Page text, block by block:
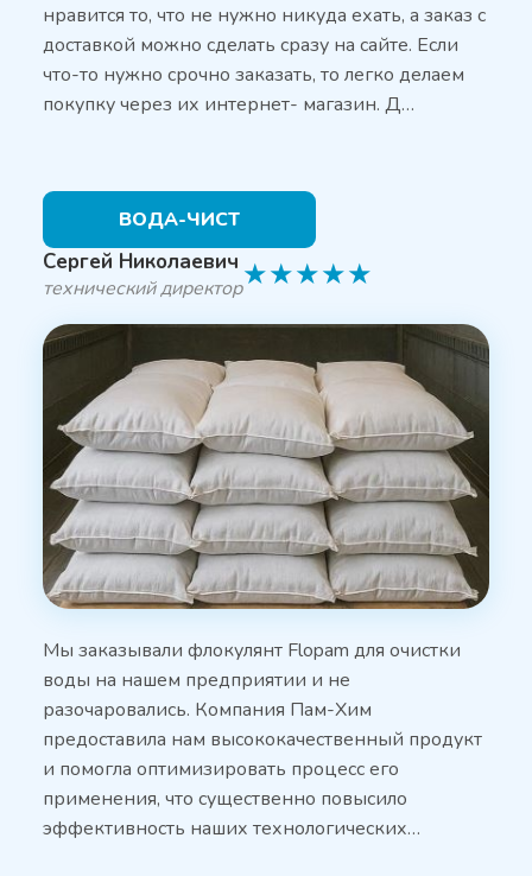
нравится то, что не нужно никуда ехать, а заказ с
доставкой можно сделать сразу на сайте. Если
что-то нужно срочно заказать, то легко делаем
покупку через их интернет- магазин. Д…
ВОДА-ЧИСТ
Сергей Николаевич
технический директор★★★★★
Мы заказывали флокулянт Flopam для очистки
воды на нашем предприятии и не
разочаровались. Компания Пам-Хим
предоставила нам высококачественный продукт
и помогла оптимизировать процесс его
применения, что существенно повысило
эффективность наших технологических…